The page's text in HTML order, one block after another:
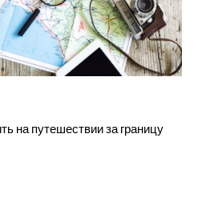
на путешествии за границу